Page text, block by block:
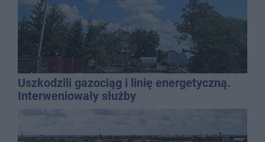
Uszkodzili gazociąg i linię energetyczną.
Interweniowały służby